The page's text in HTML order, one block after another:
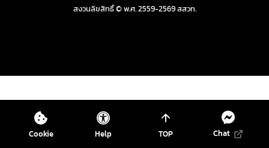
สงวนลิขสิทธิ์ © พ.ศ. 2559-2569สสวท.สถาบันส่งเสริมการสอ
Cookie Help TOP Chat